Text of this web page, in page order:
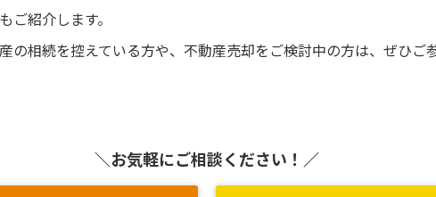
ご紹介します。
の相続を控えている方や、不動産売却をご検討中の方は、ぜひご
＼お気軽にご相談ください！／